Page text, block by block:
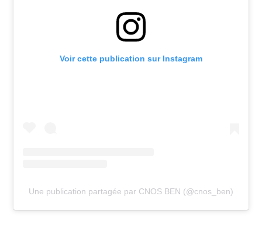
Voir cette publication sur Instagram
Une publication partagée par CNOS BEN (@cnos_ben)